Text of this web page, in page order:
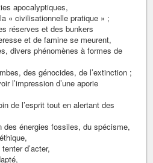
apocalyptiques,
« civilisationnelle pratique » ;
réserves et des bunkers
et de famine se meurent,
divers phénomènes à formes de
des génocides, de l’extinction ;
l’impression d’une aporie
de l’esprit tout en alertant des
des énergies fossiles, du spécisme,
d’acter,